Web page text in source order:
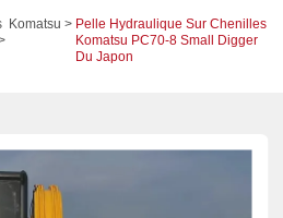
Komatsu
Pelle Hydraulique Sur Chenilles
Komatsu PC70-8 Small Digger
Du Japon